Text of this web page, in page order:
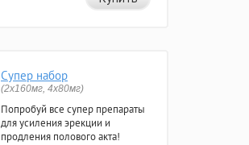
Супер набор
(2х160мг, 4х80мг)
Попробуй все супер препараты
для усиления эрекции и
продления полового акта!